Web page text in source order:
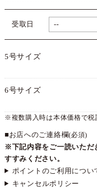
受取日
5号サイズ
6号サイズ
※複数購入時は本体価格で税
■お店へのご連絡欄(必須)
※下記内容をご一読いただ
すすみください。
ポイントのご利用につい
キャンセルポリシー